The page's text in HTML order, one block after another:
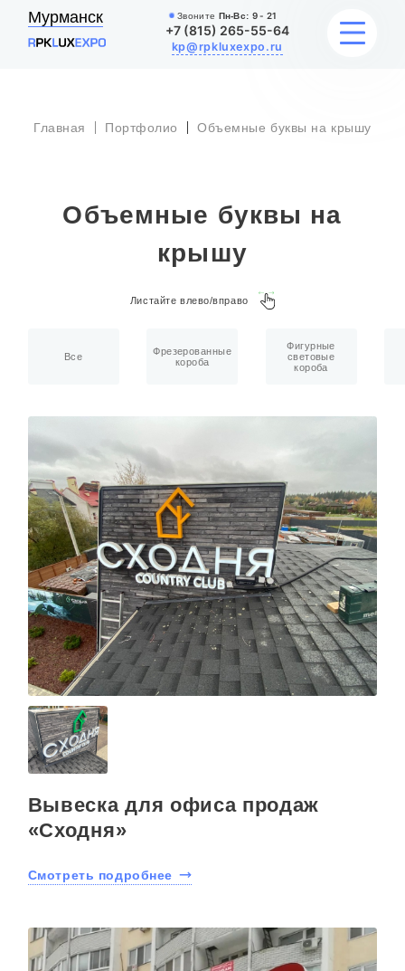
Мурманск Звоните Пн-Вс: 9 - 21
+7 (815) 265-55-64
kp@rpkluxexpo.ru
УСЛУГИ
АКЦИИ
Главная Портфолио Объемные буквы на крышу
Объемные буквы на
крышу
Листайте влево/вправо
Все
Фрезерованные
короба
Фигурные
световые
короба
Вывеска для офиса продаж
«Сходня»
Смотреть подробнее